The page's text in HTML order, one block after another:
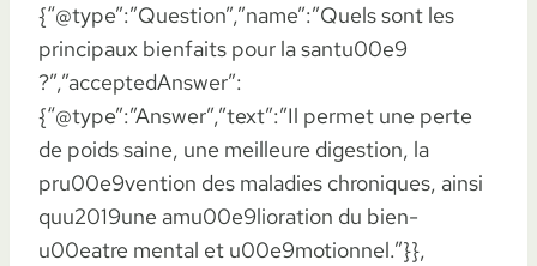
{“@type”:”Question”,”name”:”Quels sont les
principaux bienfaits pour la santu00e9
?”,”acceptedAnswer”:
{“@type”:”Answer”,”text”:”Il permet une perte
de poids saine, une meilleure digestion, la
pru00e9vention des maladies chroniques, ainsi
quu2019une amu00e9lioration du bien-
u00eatre mental et u00e9motionnel.”}},